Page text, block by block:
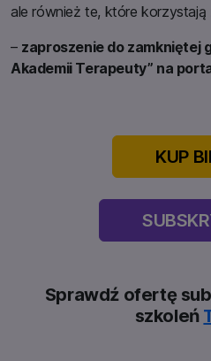
ale również te, które korzystają
– zaproszenie do zamkniętej
Akademii Terapeuty” na
KUP
Sprawdź ofertę
szkoleń